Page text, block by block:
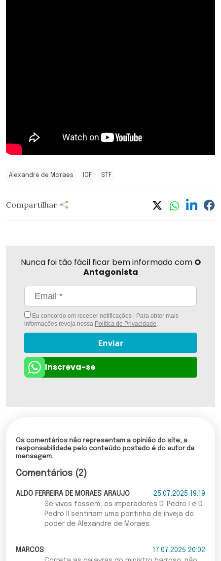
Alexandre de Moraes IOF STF
Compartilhar
Nunca foi tão fácil ficar bem informado com O
Antagonista
Eu concordo em receber notificações | Para obter mais
informações reveja nossa Política de Privacidade.
Enviar
Inscreva-se
Os comentários não representam a opinião do site; a
responsabilidade pelo conteúdo postado é do autor da
mensagem.
Comentários (2)
ALDO FERREIRA DE MORAES ARAUJO
25.07.2025 19:19
Se vivos fossem, os imperadores D. Pedro I e D.
Pedro II sentiriam uma pontinha de inveja do
poder de Alexandre de Moraes.
MARCOS
17.07.2025 20:02